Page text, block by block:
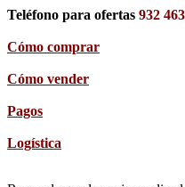
Teléfono para ofertas 932
Cómo comprar
Cómo vender
Pagos
Logística